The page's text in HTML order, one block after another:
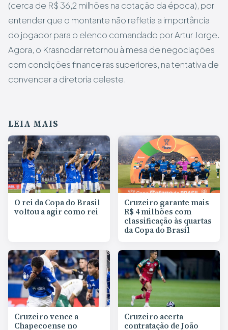
(cerca de R$ 36,2 milhões na cotação da época), por
entender que o montante não refletia a importância
do jogador para o elenco comandado por Artur Jorge.
Agora, o Krasnodar retornou à mesa de negociações
com condições financeiras superiores, na tentativa de
convencer a diretoria celeste.
LEIA MAIS
O rei da Copa do Brasil
voltou a agir como rei
Cruzeiro garante mais
R$ 4 milhões com
classificação às quartas
da Copa do Brasil
Cruzeiro vence a
Chapecoense no
Cruzeiro acerta
contratação de João